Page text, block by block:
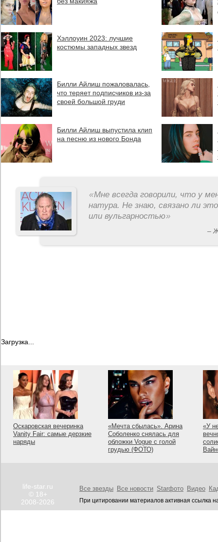
Хэллоуин 2023: лучшие
костюмы западных звезд
Билли Айлиш пожаловалась,
что теряет подписчиков из-за
своей большой груди
Билли Айлиш выпустила клип
на песню из нового Бонда
«Мне всегда говорили, что у
натура. Не знаю, связано ли
или вульгарностью»
–
Загрузка...
Оскаровская вечеринка
Vanity Fair: самые дерзкие
наряды
«Мечта сбылась». Арина
Соболенко снялась для
обложки Vogue с голой
грудью (ФОТО)
«У
life-star.ru
© 18+
2008-2026
Все звезды Все новости Starфото Видео
При цитировании материалов активная ссылка